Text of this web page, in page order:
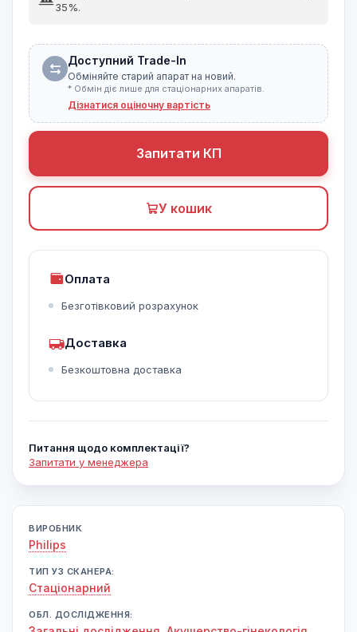
35%.
Доступний Trade-In
Обміняйте старий апарат на новий.
* Обмін діє лише для стаціонарних апаратів.
Дізнатися оціночну вартість
Запитати КП
У кошик
Оплата
Безготівковий розрахунок
Доставка
Безкоштовна доставка
Питання щодо комплектації?
Запитати у менеджера
ВИРОБНИК
Philips
ТИП УЗ СКАНЕРА:
Cтаціонарний
ОБЛ. ДОСЛІДЖЕННЯ: